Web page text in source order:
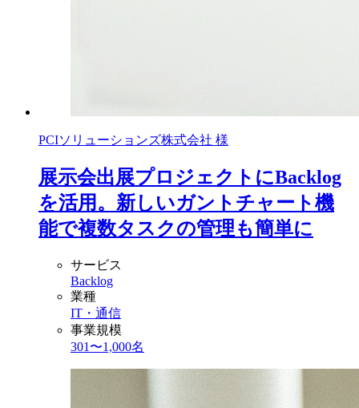
PCIソリューションズ株式会社 様
展示会出展プロジェクトにBacklog
を活用。新しいガントチャート機
能で複数タスクの管理も簡単に
サービス
Backlog
業種
IT・通信
事業規模
301〜1,000名